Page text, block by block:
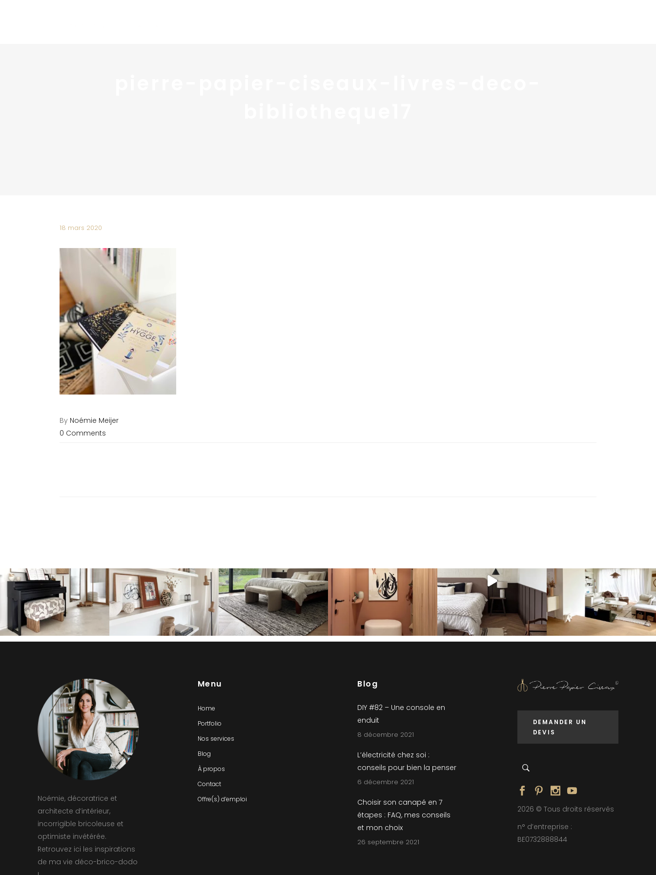
18 mars 2020
By Noémie Meijer
0 Comments
Noémie, décoratrice et
architecte d’intérieur,
incorrigible bricoleuse et
optimiste invétérée.
Retrouvez ici les inspirations
de ma vie déco-brico-dodo
Menu
Home
Portfolio
Nos services
Blog
À propos
Contact
Offre(s) d’emploi
Blog
DIY #82 – Une console en
enduit
8 décembre 2021
L’électricité chez soi :
conseils pour bien la penser
6 décembre 2021
Choisir son canapé en 7
étapes : FAQ, mes conseils
et mon choix
26 septembre 2021
DEMANDER UN
DEVIS
2026 © Tous droits réservés
n° d’entreprise :
BE0732888844